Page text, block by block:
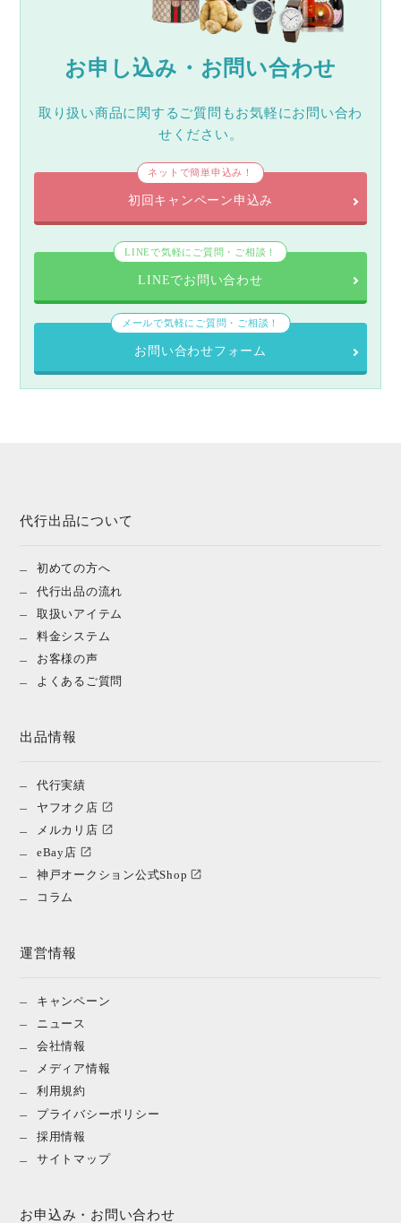
お申し込み・お問い合わせ
取り扱い商品に関するご質問もお気軽にお問い合わ
せください。
ネットで簡単申込み！
初回キャンペーン申込み
LINEで気軽にご質問・ご相談！
LINEでお問い合わせ
メールで気軽にご質問・ご相談！
お問い合わせフォーム
代行出品について
初めての方へ
代行出品の流れ
取扱いアイテム
料金システム
お客様の声
よくあるご質問
出品情報
代行実績
ヤフオク店
メルカリ店
eBay店
神戸オークション公式Shop
コラム
運営情報
キャンペーン
ニュース
会社情報
メディア情報
利用規約
プライバシーポリシー
採用情報
サイトマップ
お申込み・お問い合わせ